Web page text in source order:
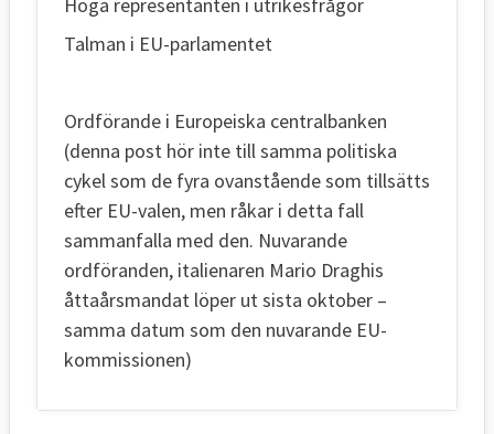
Talman i EU-parlamentet
Ordförande i Europeiska centralbanken
(denna post hör inte till samma politiska
cykel som de fyra ovanstående som tillsätts
efter EU-valen, men råkar i detta fall
sammanfalla med den. Nuvarande
ordföranden, italienaren Mario Draghis
åttaårsmandat löper ut sista oktober –
samma datum som den nuvarande EU-
kommissionen)